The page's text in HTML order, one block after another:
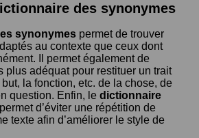
des synonymes
synonymes permet de trouver
au contexte que ceux dont
Il permet également de
plus adéquat pour restituer un trait
la fonction, etc. de la chose, de
question. Enfin, le dictionnaire
permet d’éviter une répétition de
texte afin d’améliorer le style de